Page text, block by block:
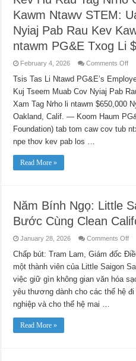
을
청
하
세
요
Kawm Ntawv STEM:
Nyiaj Pab Rau Kev
ntawm PG&E Txog Li
February 4, 2026 Comments Offon
Hu
Li
Tsis Tas Li Ntawd PG&E’s
Kuj Tseem Muab Cov Nyiaj Pab
Xam Tag Nrho li ntawm $650,000
Oakland, Calif. — Koom Haum
Foundation) tab tom caw cov tub
npe thov kev pab los …
Read More »
Năm Bính Ngọ: Little
Bước Cùng Clean
January 28, 2026 Comments Offon
Chấp bút: Tram Lam, Giám đốc
một thành viên của Little Saigon
việc giữ gìn không gian văn hóa
yêu thương dành cho các thế hệ
nghiệp và cho thế hệ mai …
Read More »